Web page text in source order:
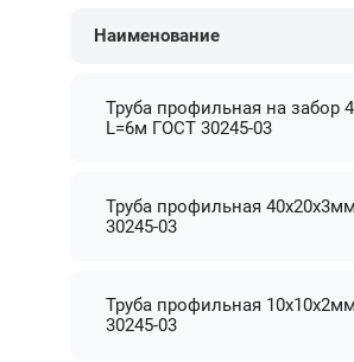
Наименование
Труба профильная на забор
L=6м ГОСТ 30245-03
Труба профильная
30245-03
Труба профильная
30245-03